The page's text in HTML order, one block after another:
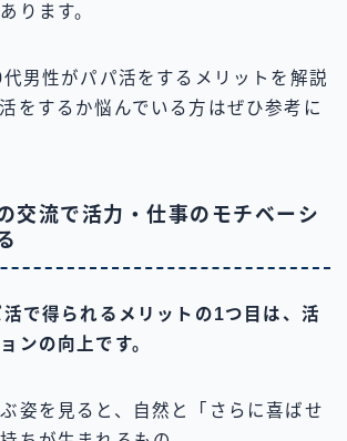
ります。
男性がパパ活をするメリットを解説
をするか悩んでいる方はぜひ参考に
交流で活力・仕事のモチベーシ
で得られるメリットの1つ目は、活
ンの向上です。
姿を見ると、自然と「さらに喜ばせ